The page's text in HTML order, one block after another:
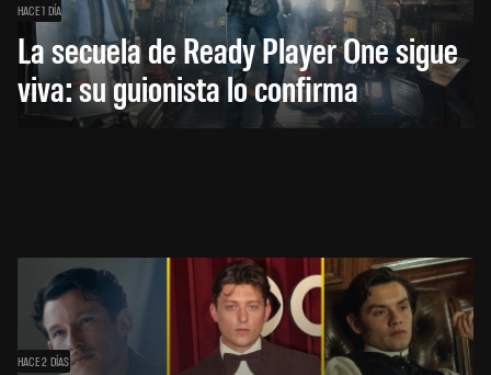
HACE 1 DÍA
La secuela de Ready Player One sigue
viva: su guionista lo confirma
HACE 2 DÍAS